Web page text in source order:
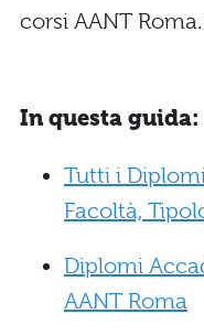
corsi AANT
In questa guida:
Tutti i
Facoltà,
Diplomi
AANT Roma